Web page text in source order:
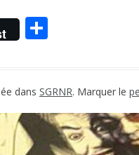
dans SGRNR. Marquer le